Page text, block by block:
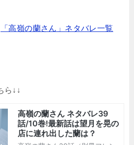
「高嶺の蘭さん」ネタバレ一覧
ら↓↓